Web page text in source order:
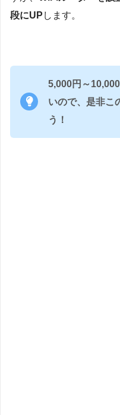
段にUP します。
5,000円～
いので、是非こ
う！